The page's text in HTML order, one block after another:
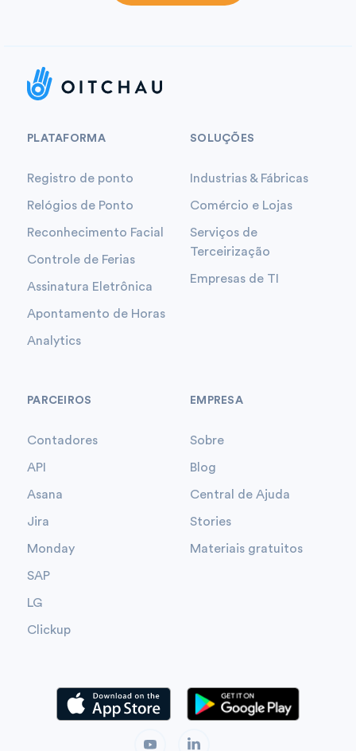
PLATAFORMA
Registro de ponto
Relógios de Ponto
Reconhecimento Facial
Controle de Ferias
Assinatura Eletrônica
Apontamento de Horas
Analytics
SOLUÇÕES
Industrias & Fábricas
Comércio e Lojas
Serviços de
Terceirização
Empresas de TI
PARCEIROS
Contadores
API
Asana
Jira
Monday
SAP
LG
Clickup
EMPRESA
Sobre
Blog
Central de Ajuda
Stories
Materiais gratuitos